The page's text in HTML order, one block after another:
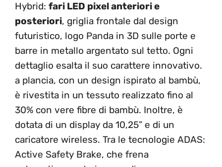
Hybrid: fari LED pixel anteriori e
posteriori, griglia frontale dal design
futuristico, logo Panda in 3D sulle porte e
barre in metallo argentato sul tetto. Ogni
dettaglio esalta il suo carattere innovativo. ​
a plancia, con un design ispirato al bambù,
è rivestita in un tessuto realizzato fino al
30% con vere fibre di bambù. Inoltre, è
dotata di un display da 10,25” e di un
caricatore wireless. Tra le tecnologie ADAS:
Active Safety Brake, che frena